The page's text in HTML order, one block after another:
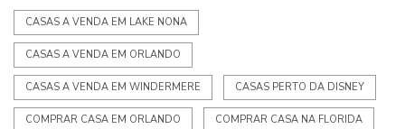
CASAS A VENDA EM LAKE NONA
CASAS A VENDA EM ORLANDO
CASAS A VENDA EM WINDERMERE CASAS PERTO DA DISNEY
COMPRAR CASA EM ORLANDO COMPRAR CASA NA FLORIDA